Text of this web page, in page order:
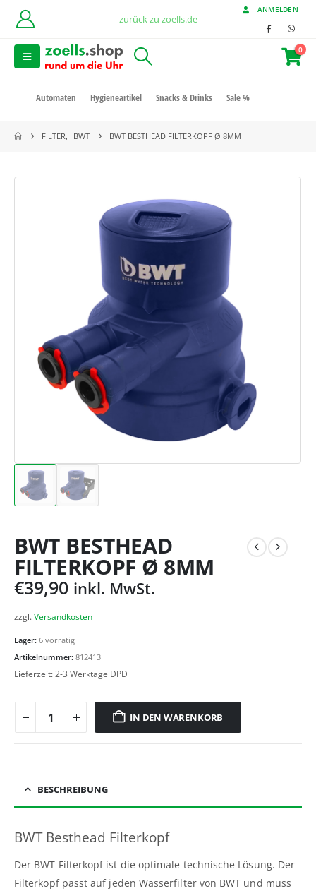
zurück zu zoells.de
ANMELDEN
0
Automaten Hygieneartikel Snacks & Drinks Sale %
FILTER, BWT BWT BESTHEAD FILTERKOPF Ø 8MM
BWT BESTHEAD
FILTERKOPF Ø 8MM
€39,90 inkl. MwSt.
zzgl.Versandkosten
Lager: 6 vorrätig
Artikelnummer: 812413
Lieferzeit:2-3 Werktage DPD
IN DEN WARENKORB
BESCHREIBUNG
BWT Besthead Filterkopf
Der BWT Filterkopf ist die optimale technische Lösung. Der
Filterkopf passt auf jeden Wasserfilter von BWT und muss